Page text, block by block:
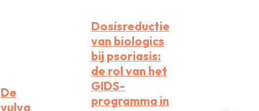
De
vulva
Dosisreductie
van biologics
bij psoriasis:
de rol van het
GIDS-
programma in